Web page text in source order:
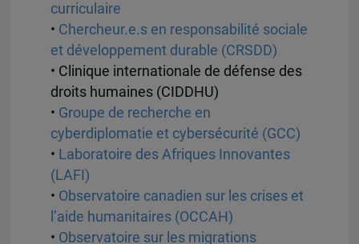
curriculaire
• Chercheur.e.s en responsabilité sociale
et développement durable (CRSDD)
• Clinique internationale de défense des
droits humaines (CIDDHU)
• Groupe de recherche en
cyberdiplomatie et cybersécurité (GCC)
• Laboratoire des Afriques Innovantes
(LAFI)
• Observatoire canadien sur les crises et
l’aide humanitaires (OCCAH)
• Observatoire sur les migrations